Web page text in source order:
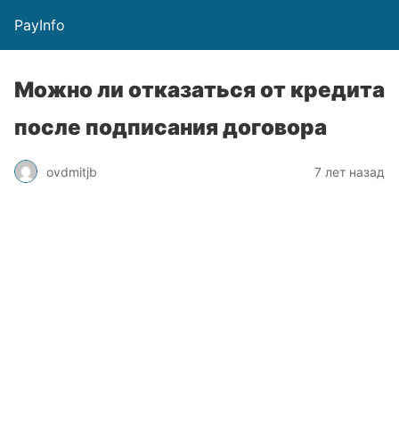
PayInfo
Можно ли отказаться от кредита
после подписания договора
ovdmitjb 7 лет назад